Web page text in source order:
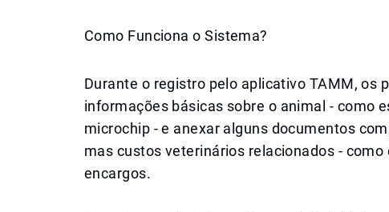
Como Funciona o Sistema?
Durante o registro pelo aplicativo TAMM, os
informações básicas sobre o animal - como
microchip - e anexar alguns documentos
mas custos veterinários relacionados -
encargos.